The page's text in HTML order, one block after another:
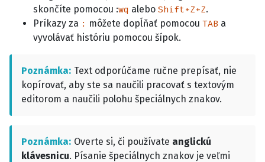
skončíte pomocou :wq alebo Shift+Z+Z.
Príkazy za : môžete dopĺňať pomocou TAB a
vyvolávať históriu pomocou šípok.
Poznámka Text odporúčame ručne prepísať, nie
kopírovať, aby ste sa naučili pracovať s textovým
editorom a naučili polohu špeciálnych znakov.
Poznámka Overte si, či používate anglickú
klávesnicu. Písanie špeciálnych znakov je veľmi